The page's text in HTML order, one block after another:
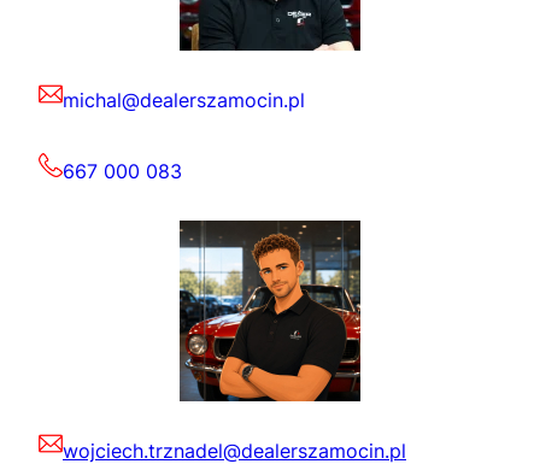
michal@dealerszamocin.pl
667 000 083
wojciech.trznadel@dealerszamocin.pl